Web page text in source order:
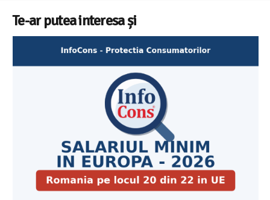
Te-ar putea interesa și
Cele mai bune masini de spalat vase independente cu
Aplicatia InfoCons